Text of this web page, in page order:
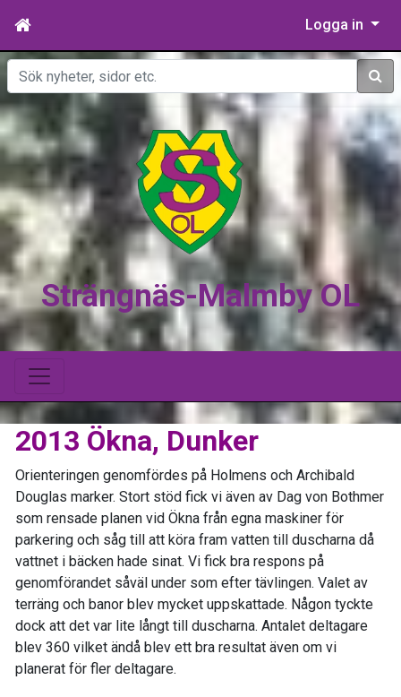
Logga in
Sök
Strängnäs-Malmby OL
2013 Ökna, Dunker
Orienteringen genomfördes på Holmens och Archibald
Douglas marker. Stort stöd fick vi även av Dag von Bothmer
som rensade planen vid Ökna från egna maskiner för
parkering och såg till att köra fram vatten till duscharna då
vattnet i bäcken hade sinat. Vi fick bra respons på
genomförandet såväl under som efter tävlingen. Valet av
terräng och banor blev mycket uppskattade. Någon tyckte
dock att det var lite långt till duscharna. Antalet deltagare
blev 360 vilket ändå blev ett bra resultat även om vi
planerat för fler deltagare.